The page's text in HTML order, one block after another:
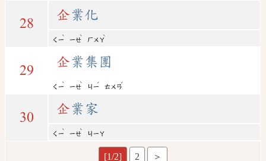
28
企業化
ㄑㄧ
ˋ
ㄧㄝ
ˋ
ㄏㄨㄚ
ˋ
29
企業集團
ㄑㄧ
ˋ
ㄧㄝ
ˋ
ㄐㄧ
ˊ
ㄊㄨㄢ
ˊ
30
企業家
ㄑㄧ
ˋ
ㄧㄝ
ˋ
ㄐㄧㄚ
[1/2] 2 ＞